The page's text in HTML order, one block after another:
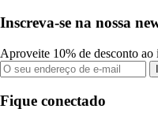
Inscreva-se na nossa
Aproveite 10% de desconto ao
Fique conectado